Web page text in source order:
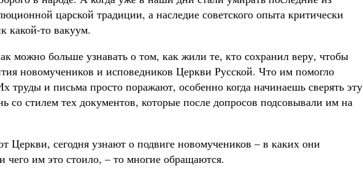
царской традиции, а наследие советского опыта критически
какой-то вакуум.
можно больше узнавать о том, как жили те, кто сохранил веру, чтобы
новомучеников и исповедников Церкви Русской. Что им помогло
труды и письма просто поражают, особенно когда начинаешь сверять эту
со стилем тех документов, которые после допросов подсовывали им на
Церкви, сегодня узнают о подвиге новомучеников – в каких они
чего им это стоило, – то многие обращаются.